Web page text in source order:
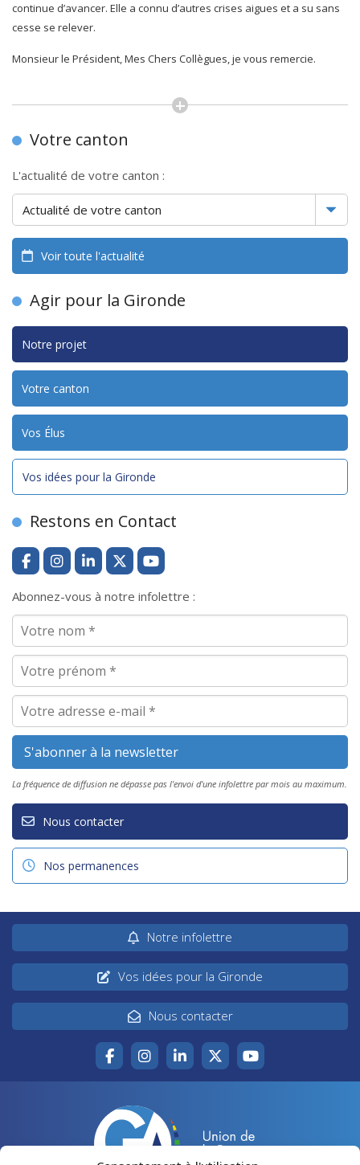
continue d’avancer. Elle a connu d’autres crises aigues et a su sans
cesse se relever.
Monsieur le Président, Mes Chers Collègues, je vous remercie.
Votre canton
L'actualité de votre canton :
Voir toute l'actualité
Agir pour la Gironde
Notre projet
Votre canton
Vos Élus
Vos idées pour la Gironde
Restons en Contact
Abonnez-vous à notre infolettre :
La fréquence de diffusion ne dépasse pas l'envoi d'une infolettre par mois au maximum.
Nous contacter
Nos permanences
Notre infolettre
Vos idées pour la Gironde
Nous contacter